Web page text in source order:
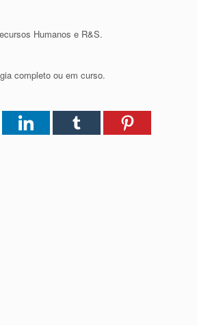
Humanos e R&S.
completo ou em curso.